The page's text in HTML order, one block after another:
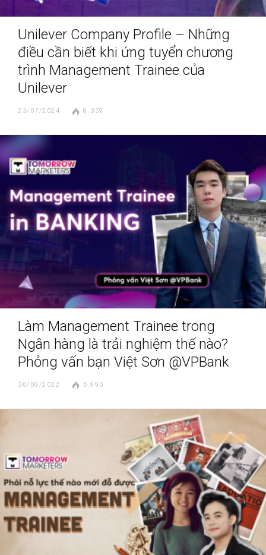
Unilever Company Profile – Những
điều cần biết khi ứng tuyển chương
trình Management Trainee của
Unilever
23/07/2024 8.359
Làm Management Trainee trong
Ngân hàng là trải nghiệm thế nào?
Phỏng vấn bạn Việt Sơn @VPBank
30/09/2022 6.990